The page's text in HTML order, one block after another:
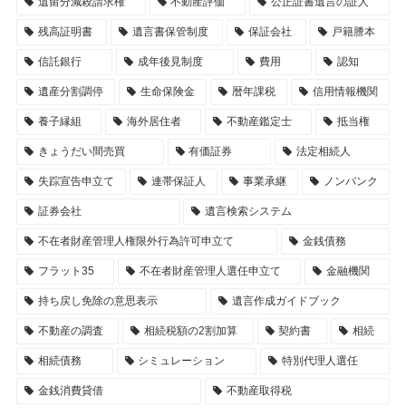
残高証明書 遺言書保管制度 保証会社 戸籍謄本
信託銀行 成年後見制度 費用 認知
遺産分割調停 生命保険金 暦年課税 信用情報機関
養子縁組 海外居住者 不動産鑑定士 抵当権
きょうだい間売買 有価証券 法定相続人
失踪宣告申立て 連帯保証人 事業承継 ノンバンク
証券会社 遺言検索システム
不在者財産管理人権限外行為許可申立て 金銭債務
フラット35 不在者財産管理人選任申立て 金融機関
持ち戻し免除の意思表示 遺言作成ガイドブック
不動産の調査 相続税額の2割加算 契約書 相続
相続債務 シミュレーション 特別代理人選任
金銭消費貸借 不動産取得税